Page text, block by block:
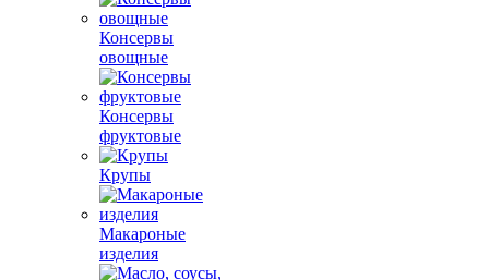
Консервы
овощные
Консервы
фруктовые
Крупы
Макароные
изделия